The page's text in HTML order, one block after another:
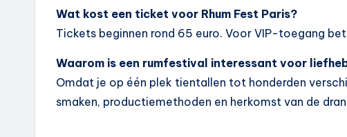
Wat kost een ticket voor Rhum Fest Paris?
Tickets beginnen rond 65 euro. Voor VIP-toegang
Waarom is een rumfestival interessant voor
Omdat je op één plek tientallen tot honderden
smaken, productiemethoden en herkomst van de